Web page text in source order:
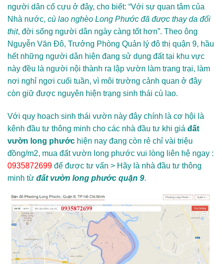
người dân cố cựu ở đây, cho biết: “Với sự quan tâm của
Nhà nước, cù lao nghèo Long Phước đã được thay da đổi
thịt, đời sống người dân ngày càng tốt hơn”. Theo ông
Nguyễn Văn Đô, Trưởng Phòng Quản lý đô thị quận 9, hầu
hết những người dân hiện đang sử dụng đất tại khu vực
này đều là người nội thành ra lập vườn làm trang trại, làm
nơi nghỉ ngơi cuối tuần, vì môi trường cảnh quan ở đây
còn giữ được nguyên hiện trạng sinh thái cù lao.
Với quy hoạch sinh thái vườn này đây chính là cơ hội là
kênh đầu tư thông minh cho các nhà đầu tư khi giá đất
vườn long phước hiện nay đang còn rẻ chỉ vài triệu
đồng/m2, mua đất vườn long phước vui lòng liên hệ ngay :
0935872699 để được tư vấn > Hãy là nhà đầu tư thông
minh từ đất vườn long phước quận 9.